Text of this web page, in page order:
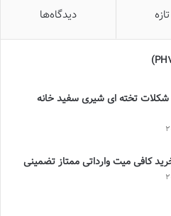
تازه دیدگاه‌ها
شکلات تخته ای شیری سفید خانه
کافی میت وارداتی ممتاز تضمینی